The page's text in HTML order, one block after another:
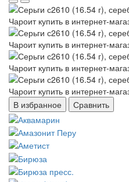
В избранное Сравнить